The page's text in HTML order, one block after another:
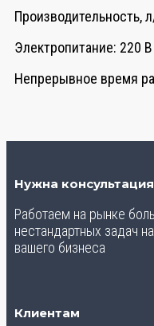
Производительность,
Электропитание: 220 В
Непрерывное время
Нужна
Работаем на рынке
нестандартных задач
вашего бизнеса
Клиентам